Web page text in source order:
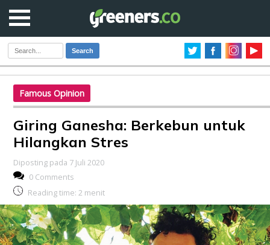
Search
Famous Opinion
Giring Ganesha: Berkebun untuk
Hilangkan Stres
Diposting pada 7 Juli 2020
0 Comments
Reading time: 2 menit